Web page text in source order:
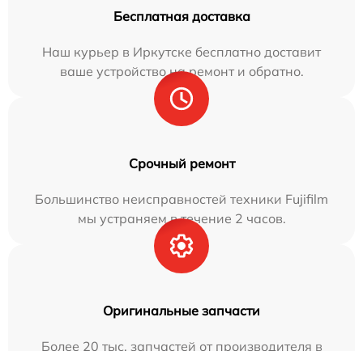
Бесплатная доставка
Наш курьер в Иркутске бесплатно доставит
ваше устройство на ремонт и обратно.
Срочный ремонт
Большинство неисправностей техники Fujifilm
мы устраняем в течение 2 часов.
Оригинальные запчасти
Более 20 тыс. запчастей от производителя в